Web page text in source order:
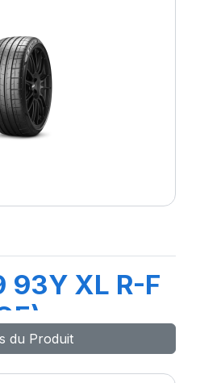
93Y XL R-F
du Produit